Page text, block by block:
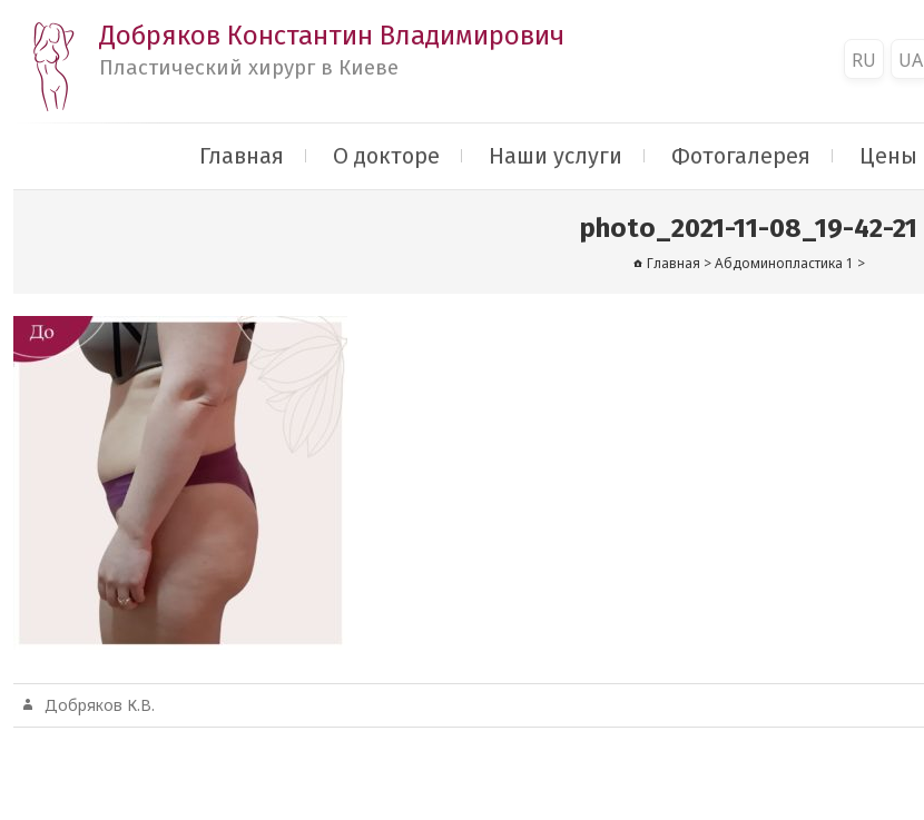
Добряков Константин Владимирович
Пластический хирург в Киеве RU UA
Главная О докторе Наши услуги Фотогалерея Цены
photo_2021-11-08_19-42-21
Главная >Абдоминопластика 1 >
Добряков К.В.